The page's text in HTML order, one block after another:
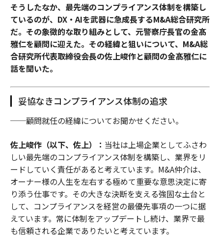
そうしたなか、最先端のコンプライアンス体制を構築し
ているのが、DX・AIを武器に急成長するM&A総合研究所
だ。その象徴的な取り組みとして、元警察庁長官の金髙
雅仁を顧問に迎えた。その経緯と狙いについて、M&A総
合研究所代表取締役会長の佐上峻作と顧問の金髙雅仁に
話を聞いた。
妥協なきコンプライアンス体制の追求
──顧問就任の経緯についてお聞かせください。
佐上峻作（以下、佐上）： 当社は上場企業としてふさわ
しい最先端のコンプライアンス体制を構築し、業界をリ
ードしていく責任があると考えています。M&A仲介は、
オーナー様の人生を左右する極めて重要な意思決定に寄
り添う仕事です。その大きな決断を支える強固な土台と
して、コンプライアンスを経営の最優先事項の一つに据
えています。常に体制をアップデートし続け、業界で最
も信頼される企業でありたいと考えています。